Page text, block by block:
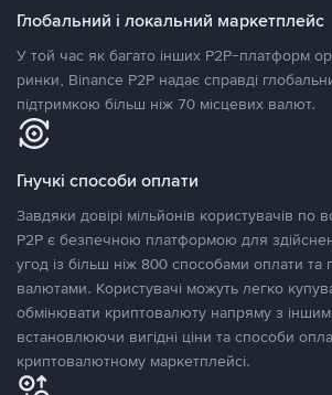
Глобальний і локальний маркетплейс
У той час як багато інших P2P-платформ
ринки, Binance P2P надає справді
підтримкою більш ніж 70 місцевих валют.
Гнучкі способи оплати
Завдяки довірі мільйонів користувачів по
P2P є безпечною платформою для
угод із більш ніж 800 способами оплати та
валютами. Користувачі можуть легко
обмінювати криптовалюту напряму з
встановлюючи вигідні ціни та способи
криптовалютному маркетплейсі.